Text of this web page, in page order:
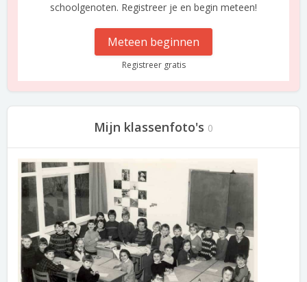
schoolgenoten. Registreer je en begin meteen!
Meteen beginnen
Registreer gratis
Mijn klassenfoto's 0